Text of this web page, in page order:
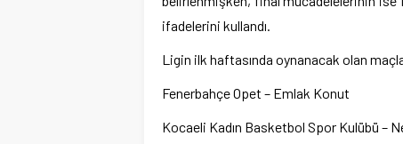
ifadelerini kullandı.
Ligin ilk haftasında oynanacak olan
Fenerbahçe Opet – Emlak Konut
Kocaeli Kadın Basketbol Spor Kulübü –